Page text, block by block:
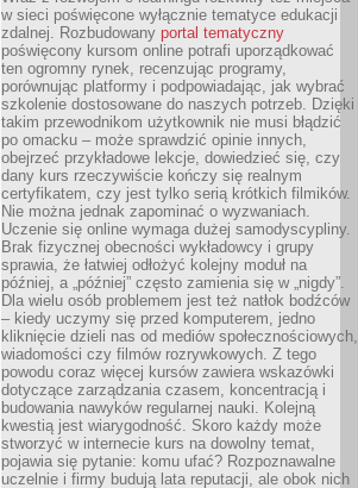
w sieci poświęcone wyłącznie tematyce edukacji
zdalnej. Rozbudowany portal tematyczny
poświęcony kursom online potrafi uporządkować
ten ogromny rynek, recenzując programy,
porównując platformy i podpowiadając, jak wybrać
szkolenie dostosowane do naszych potrzeb. Dzięki
takim przewodnikom użytkownik nie musi błądzić
po omacku – może sprawdzić opinie innych,
obejrzeć przykładowe lekcje, dowiedzieć się, czy
dany kurs rzeczywiście kończy się realnym
certyfikatem, czy jest tylko serią krótkich filmików.
Nie można jednak zapominać o wyzwaniach.
Uczenie się online wymaga dużej samodyscypliny.
Brak fizycznej obecności wykładowcy i grupy
sprawia, że łatwiej odłożyć kolejny moduł na
później, a „później” często zamienia się w „nigdy”.
Dla wielu osób problemem jest też natłok bodźców
– kiedy uczymy się przed komputerem, jedno
kliknięcie dzieli nas od mediów społecznościowych,
wiadomości czy filmów rozrywkowych. Z tego
powodu coraz więcej kursów zawiera wskazówki
dotyczące zarządzania czasem, koncentracją i
budowania nawyków regularnej nauki. Kolejną
kwestią jest wiarygodność. Skoro każdy może
stworzyć w internecie kurs na dowolny temat,
pojawia się pytanie: komu ufać? Rozpoznawalne
uczelnie i firmy budują lata reputacji, ale obok nich